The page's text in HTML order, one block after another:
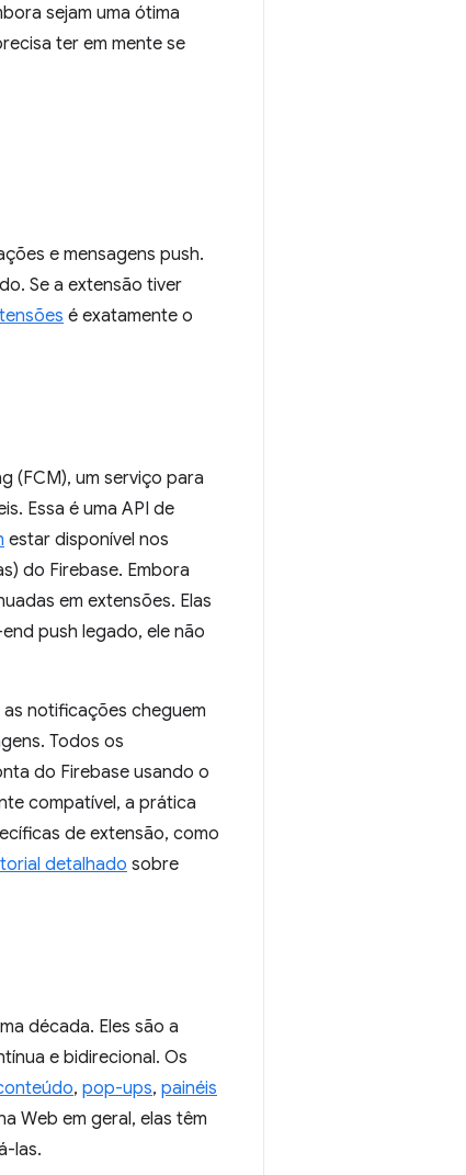
sejam uma ótima
ter em mente se
e mensagens push.
Se a extensão tiver
é exatamente o
(FCM), um serviço para
Essa é uma API de
estar disponível nos
do Firebase. Embora
em extensões. Elas
push legado, ele não
notificações cheguem
Todos os
do Firebase usando o
compatível, a prática
de extensão, como
detalhado sobre
década. Eles são a
e bidirecional. Os
, pop-ups, painéis
Web em geral, elas têm
las.